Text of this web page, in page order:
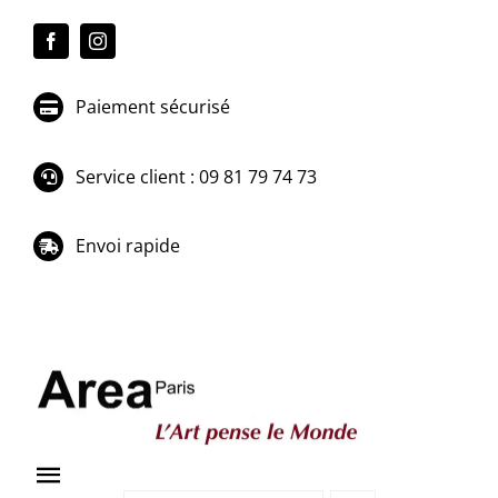
Paiement sécurisé
Service client : 09 81 79 74 73
Envoi rapide